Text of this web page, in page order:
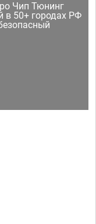
Чип Тюнинг
в 50+ городах РФ